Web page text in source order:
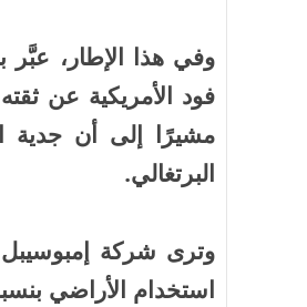
وفي هذا الإطار، عبَّر
مشيرًا إلى أن جدية
البرتغالي.
وترى شركة إمبوسيبل
استخدام الأراضي بنسبة 96% ومياهًا بنسبة 87% وانبعاثات كربون بنسبة